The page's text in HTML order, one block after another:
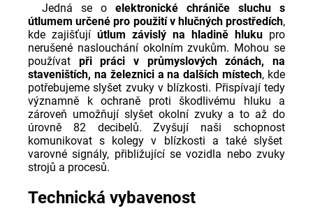
Jedná se o elektronické chrániče sluchu s
útlumem určené pro použití v hlučných prostředích,
kde zajišťují útlum závislý na hladině hluku pro
nerušené naslouchání okolním zvukům. Mohou se
používat při práci v průmyslových zónách, na
staveništích, na železnici a na dalších místech, kde
potřebujeme slyšet zvuky v blízkosti. Přispívají tedy
významně k ochraně proti škodlivému hluku a
zároveň umožňují slyšet okolní zvuky a to až do
úrovně 82 decibelů. Zvyšují naši schopnost
komunikovat s kolegy v blízkosti a také slyšet
varovné signály, přibližující se vozidla nebo zvuky
strojů a procesů.
Technická vybavenost